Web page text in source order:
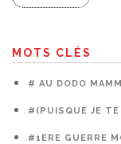
MOTS CLÉS
# AU DODO
#(PUISQUE JE TE
#1ERE GUERRE